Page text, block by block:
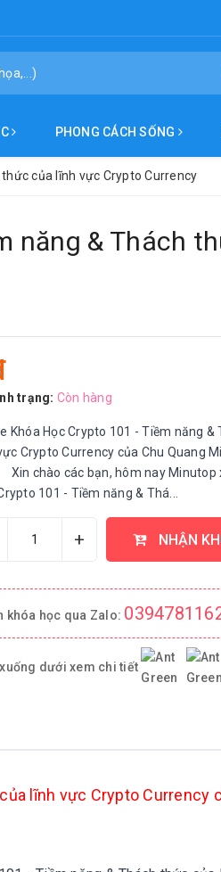
PHONG CÁCH SỐNG
của lĩnh vực Crypto Currency
năng & Thách
trạng: Còn hàng
Khóa Học Crypto 101 - Tiềm năng &
Crypto Currency của Chu Quang
chào các bạn, hôm nay Minutop
101 - Tiềm năng & Thá...
+ NHẬN
khóa học qua Zalo:
dưới xem chi tiết
lĩnh vực Crypto Currency